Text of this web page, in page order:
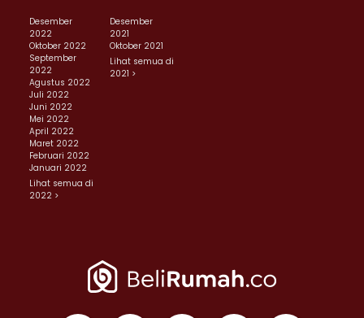
Desember
2022
Oktober 2022
September
2022
Agustus 2022
Juli 2022
Juni 2022
Mei 2022
April 2022
Maret 2022
Februari 2022
Januari 2022
Lihat semua di
2022 >
Desember
2021
Oktober 2021
Lihat semua di
2021 >